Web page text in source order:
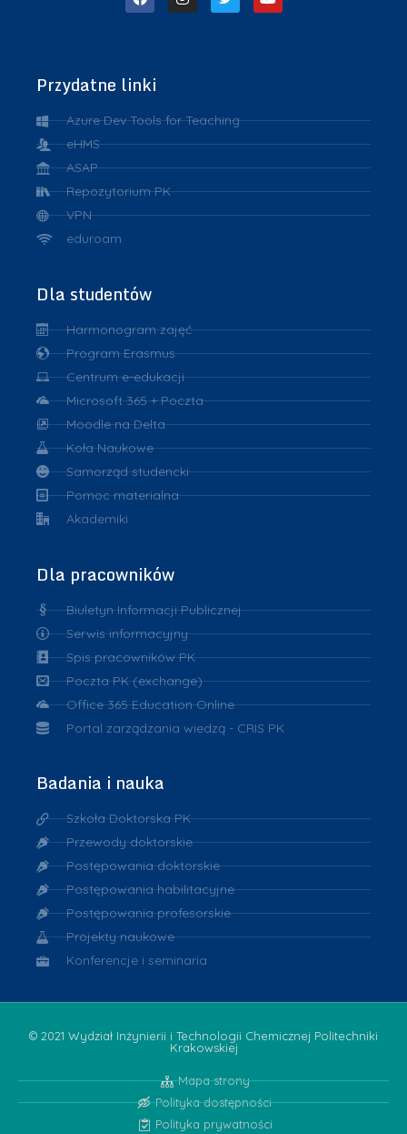
Przydatne linki
Azure Dev Tools for Teaching
eHMS
ASAP
Repozytorium PK
VPN
eduroam
Dla studentów
Harmonogram zajęć
Program Erasmus
Centrum e-edukacji
Microsoft 365 + Poczta
Moodle na Delta
Koła Naukowe
Samorząd studencki
Pomoc materialna
Akademiki
Dla pracowników
Biuletyn Informacji Publicznej
Serwis informacyjny
Spis pracowników PK
Poczta PK (exchange)
Office 365 Education Online
Portal zarządzania wiedzą - CRIS PK
Badania i nauka
Szkoła Doktorska PK
Przewody doktorskie
Postępowania doktorskie
Postępowania habilitacyjne
Postępowania profesorskie
Projekty naukowe
Konferencje i seminaria
© 2021 Wydział Inżynierii i Technologii Chemicznej Politechniki
Krakowskiej
Mapa strony
Polityka dostępności
Polityka prywatności